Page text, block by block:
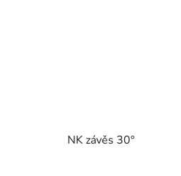
NK závěs 30°